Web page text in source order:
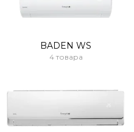
BADEN WS
4 товара